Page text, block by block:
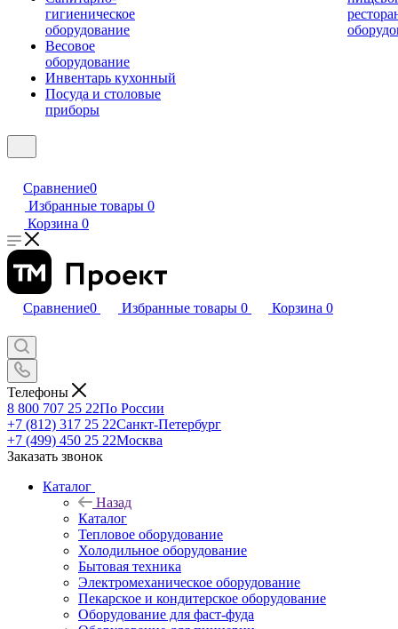
гигиеническое
оборудование
Весовое
оборудование
Инвентарь кухонный
Посуда и столовые
приборы
Сравнение0
Избранные товары 0
Корзина 0
Сравнение0 Избранные товары 0 Корзина 0
Телефоны
8 800 707 25 22По России
+7 (812) 317 25 22Санкт-Петербург
+7 (499) 450 25 22Москва
Заказать звонок
Каталог
Назад
Каталог
Тепловое оборудование
Холодильное оборудование
Бытовая техника
Электромеханическое оборудование
Пекарское и кондитерское оборудование
Оборудование для фаст-фуда